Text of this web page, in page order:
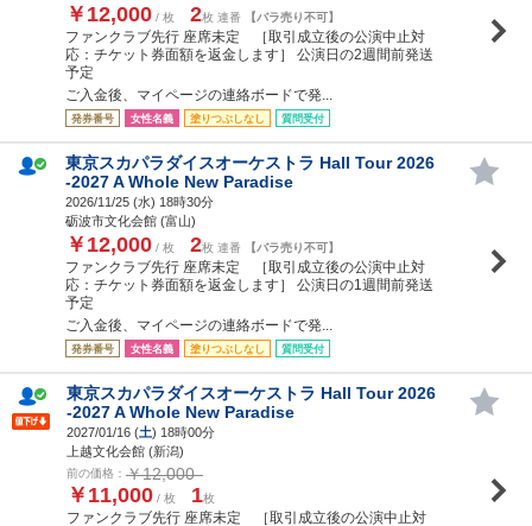
￥12,000 / 枚 2枚 連番 【バラ売り不可】
ファンクラブ先行 座席未定 ［取引成立後の公演中止対
応：チケット券面額を返金します］ 公演日の2週間前発送
予定
ご入金後、マイページの連絡ボードで発...
発券番号 女性名義 塗りつぶしなし 質問受付
東京スカパラダイスオーケストラ Hall Tour 2026
-2027 A Whole New Paradise
2026/11/25 (水) 18時30分
砺波市文化会館 (富山)
￥12,000 / 枚 2枚 連番 【バラ売り不可】
ファンクラブ先行 座席未定 ［取引成立後の公演中止対
応：チケット券面額を返金します］ 公演日の1週間前発送
予定
ご入金後、マイページの連絡ボードで発...
発券番号 女性名義 塗りつぶしなし 質問受付
東京スカパラダイスオーケストラ Hall Tour 2026
-2027 A Whole New Paradise
2027/01/16 (土) 18時00分
上越文化会館 (新潟)
前の価格： ￥12,000
￥11,000 / 枚 1枚
ファンクラブ先行 座席未定 ［取引成立後の公演中止対